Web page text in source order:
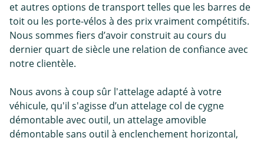
et autres options de transport telles que les barres de
toit ou les porte-vélos à des prix vraiment compétitifs.
Nous sommes fiers d’avoir construit au cours du
dernier quart de siècle une relation de confiance avec
notre clientèle.
Nous avons à coup sûr l'attelage adapté à votre
véhicule, qu'il s'agisse d’un attelage col de cygne
démontable avec outil, un attelage amovible
démontable sans outil à enclenchement horizontal,